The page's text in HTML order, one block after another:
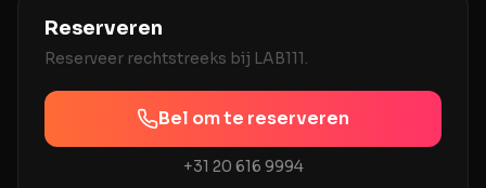
Reserveren
Reserveer rechtstreeks bij LAB111.
Bel om te reserveren
+31 20 616 9994